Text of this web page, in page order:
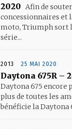
2020 Afin de
concessionnaires et
moto, Triumph sort
série...
2013 25 MAI 2020
Daytona 675R –
Daytona 675 encore
plus de toutes les
bénéficie la Daytona